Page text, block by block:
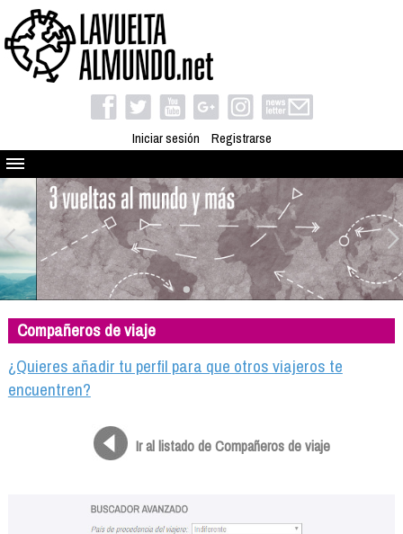
Iniciar sesión Registrarse
Quienes somos
El proyecto
Blog
Viaja con nosotros
Camino solidario
Libros
Compañeros de viaje
Compañeros de viaje
¿Quieres añadir tu perfil para que otros viajeros te
encuentren?
Ir al listado de Compañeros de viaje